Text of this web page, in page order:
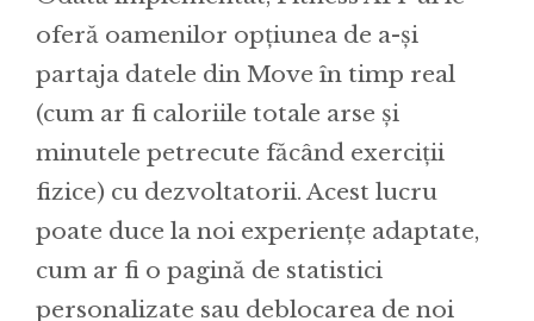
oferă oamenilor opțiunea de a-și
partaja datele din Move în timp real
(cum ar fi caloriile totale arse și
minutele petrecute făcând exerciții
fizice) cu dezvoltatorii. Acest lucru
poate duce la noi experiențe adaptate,
cum ar fi o pagină de statistici
personalizate sau deblocarea de noi